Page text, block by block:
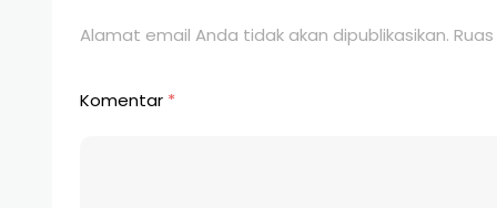
Alamat email Anda tidak akan dipublikasikan.
Komentar *